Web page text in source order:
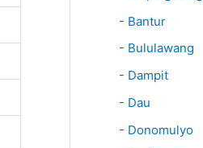
- Bantur
- Bululawang
- Dampit
- Dau
- Donomulyo